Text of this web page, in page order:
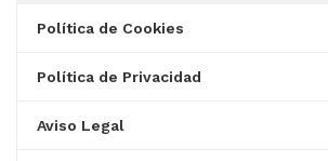
Política de Cookies
Política de Privacidad
Aviso Legal